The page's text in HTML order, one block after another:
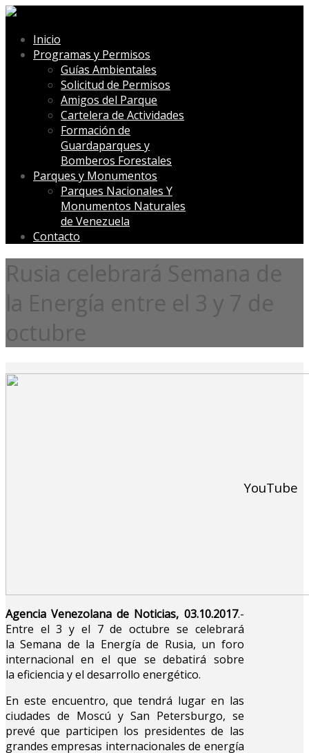
Inicio
Programas y Permisos
Guías Ambientales
Solicitud de Permisos
Amigos del Parque
Cartelera de Actividades
Formación de
Guardaparques y
Bomberos Forestales
Parques y Monumentos
Parques Nacionales Y
Monumentos Naturales
de Venezuela
Contacto
Rusia celebrará Semana de
la Energía entre el 3 y 7 de
octubre
Agencia Venezolana de Noticias, 03.10.2017.-
Entre el 3 y el 7 de octubre se celebrará
la Semana de la Energía de Rusia, un foro
internacional en el que se debatirá sobre
la eficiencia y el desarrollo energético.
En este encuentro, que tendrá lugar en las
ciudades de Moscú y San Petersburgo, se
prevé que participen los presidentes de las
grandes empresas internacionales de energía
YouTube